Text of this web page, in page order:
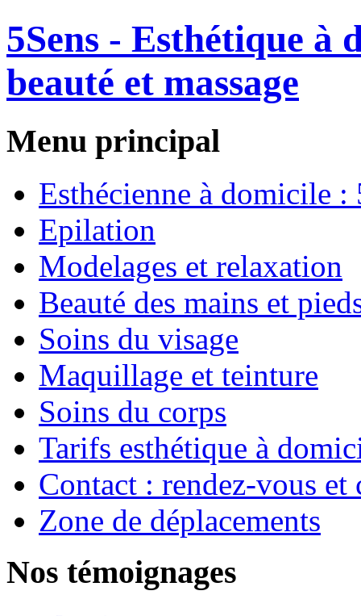
5Sens - Esthétique à
beauté et massage
Menu principal
Esthécienne à domicile :
Epilation
Modelages et relaxation
Beauté des mains et
Soins du visage
Maquillage et teinture
Soins du corps
Tarifs esthétique à
Contact : rendez-vous et
Zone de déplacements
Nos témoignages